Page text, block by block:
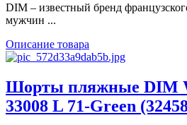
DIM – известный бренд
мужчин ...
Описание товара
Шорты пляжные DIM
33008 L 71-Green